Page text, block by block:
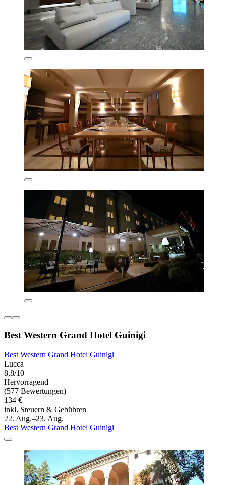
Best Western Grand Hotel Guinigi
Best Western Grand Hotel Guinigi
Lucca
8,8/10
Hervorragend
(577 Bewertungen)
134 €
inkl. Steuern & Gebühren
22. Aug.–23. Aug.
Best Western Grand Hotel Guinigi